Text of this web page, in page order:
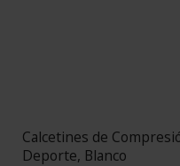
Calcetines de
Deporte, Blanco